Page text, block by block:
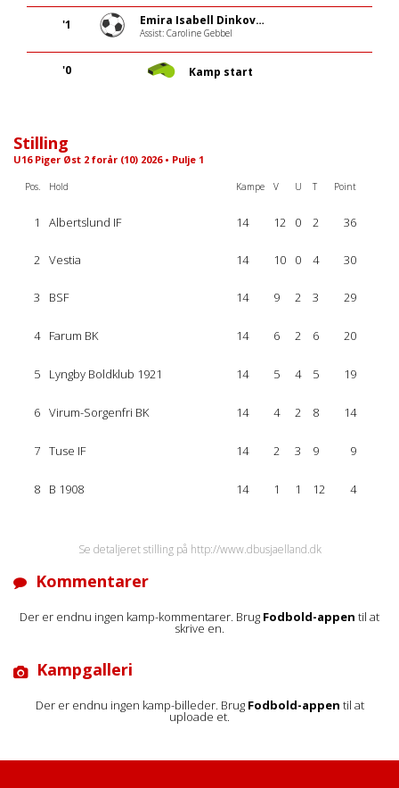
'1 Emira Isabell Dinkovski
Assist: Caroline Gebbel
'0 Kamp start
Stilling
U16 Piger Øst 2 forår (10) 2026 • Pulje 1
Pos. Hold Kampe V U T Point
1 Albertslund IF 14 12 0 2 36
2 Vestia 14 10 0 4 30
3 BSF 14 9 2 3 29
4 Farum BK 14 6 2 6 20
5 Lyngby Boldklub 1921 14 5 4 5 19
6 Virum-Sorgenfri BK 14 4 2 8 14
7 Tuse IF 14 2 3 9 9
8 B 1908 14 1 1 12 4
Se detaljeret stilling på http://www.dbusjaelland.dk
Kommentarer
Der er endnu ingen kamp-kommentarer. Brug Fodbold-appen til at
skrive en.
Kampgalleri
Der er endnu ingen kamp-billeder. Brug Fodbold-appen til at
uploade et.